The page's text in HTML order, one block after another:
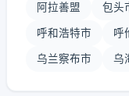
阿拉善盟 包头
呼和浩特市 呼
乌兰察布市 乌